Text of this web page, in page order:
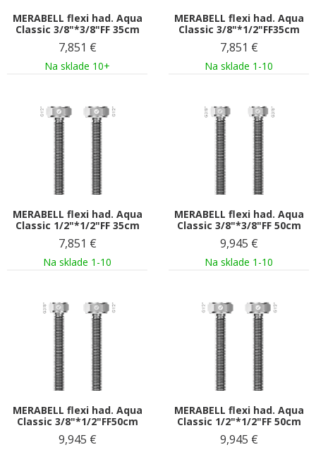
MERABELL flexi had. Aqua
Classic 3/8"*3/8"FF 35cm
7,851 €
Na sklade 10+
MERABELL flexi had. Aqua
Classic 3/8"*1/2"FF35cm
7,851 €
Na sklade 1-10
MERABELL flexi had. Aqua
Classic 1/2"*1/2"FF 35cm
7,851 €
Na sklade 1-10
MERABELL flexi had. Aqua
Classic 3/8"*3/8"FF 50cm
9,945 €
Na sklade 1-10
MERABELL flexi had. Aqua
Classic 3/8"*1/2"FF50cm
9,945 €
MERABELL flexi had. Aqua
Classic 1/2"*1/2"FF 50cm
9,945 €